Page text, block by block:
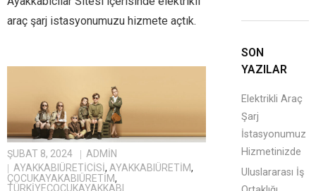
araç şarj istasyonumuzu hizmete açtık.
ŞUBAT 8, 2024
ADMIN
AYAKKABIÜRETICISI, AYAKKABIÜRETIM,
ÇOCUKAYAKABIÜRETIM,
TÜRKIYEÇOCUKAYAKKABI
SON
YAZILAR
Elektrikli Araç
Şarj
İstasyonumuz
Hizmetinizde
Uluslararası İş